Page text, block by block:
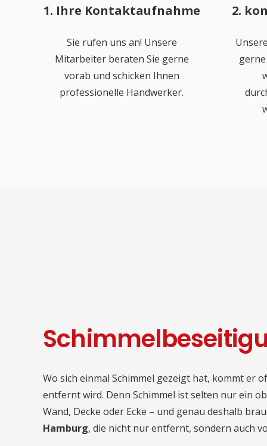
1. Ihre Kontaktaufnahme
Sie rufen uns an! Unsere
Mitarbeiter beraten Sie gerne
vorab und schicken Ihnen
professionelle Handwerker.
2.
Wo sich einmal Schimmel gezeigt hat, kommt er
entfernt wird. Denn Schimmel ist selten nur ein
Wand, Decke oder Ecke – und genau deshalb
Hamburg, die nicht nur entfernt, sondern auch